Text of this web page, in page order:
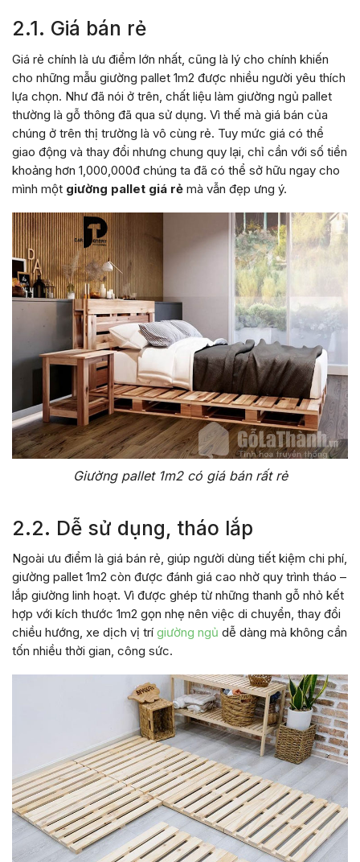
2.1. Giá bán rẻ
Giá rẻ chính là ưu điểm lớn nhất, cũng là lý cho chính khiến
cho những mẫu giường pallet 1m2 được nhiều người yêu thích
lựa chọn. Như đã nói ở trên, chất liệu làm giường ngủ pallet
thường là gỗ thông đã qua sử dụng. Vì thế mà giá bán của
chúng ở trên thị trường là vô cùng rẻ. Tuy mức giá có thể
giao động và thay đổi nhưng chung quy lại, chỉ cần với số tiền
khoảng hơn 1,000,000đ chúng ta đã có thể sở hữu ngay cho
mình một giường pallet giá rẻ mà vẫn đẹp ưng ý.
Giường pallet 1m2 có giá bán rất rẻ
2.2. Dễ sử dụng, tháo lắp
Ngoài ưu điểm là giá bán rẻ, giúp người dùng tiết kiệm chi phí,
giường pallet 1m2 còn được đánh giá cao nhờ quy trình tháo –
lắp giường linh hoạt. Vì được ghép từ những thanh gỗ nhỏ kết
hợp với kích thước 1m2 gọn nhẹ nên việc di chuyển, thay đổi
chiều hướng, xe dịch vị trí giường ngủ dễ dàng mà không cần
tốn nhiều thời gian, công sức.